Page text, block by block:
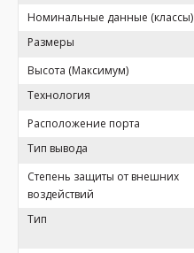
Номинальные данные (классы)
Размеры
Высота (Максимум)
Технология
Расположение порта
Тип вывода
Степень защиты от внешних
воздействий
Тип